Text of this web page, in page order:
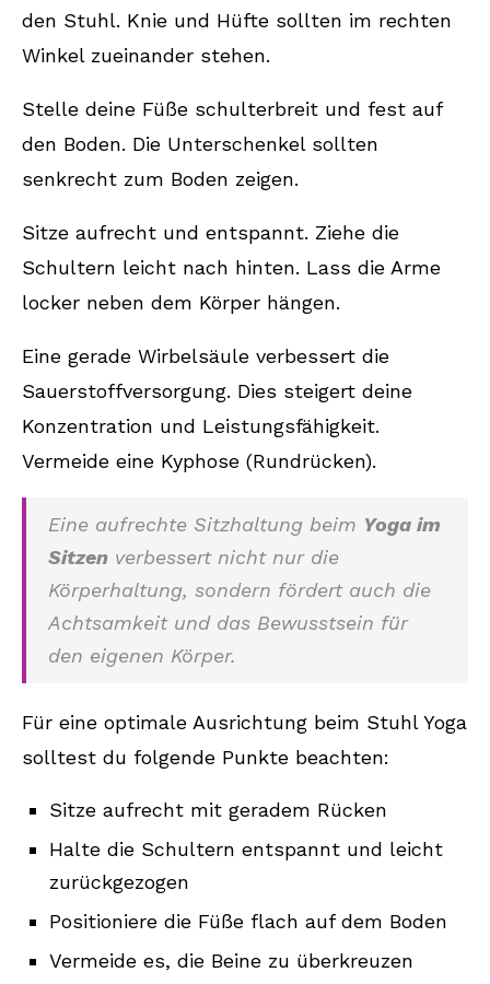
den Stuhl. Knie und Hüfte sollten im rechten
Winkel zueinander stehen.
Stelle deine Füße schulterbreit und fest auf
den Boden. Die Unterschenkel sollten
senkrecht zum Boden zeigen.
Sitze aufrecht und entspannt. Ziehe die
Schultern leicht nach hinten. Lass die Arme
locker neben dem Körper hängen.
Eine gerade Wirbelsäule verbessert die
Sauerstoffversorgung. Dies steigert deine
Konzentration und Leistungsfähigkeit.
Vermeide eine Kyphose (Rundrücken).
Eine aufrechte Sitzhaltung beim Yoga im
Sitzen verbessert nicht nur die
Körperhaltung, sondern fördert auch die
Achtsamkeit und das Bewusstsein für
den eigenen Körper.
Für eine optimale Ausrichtung beim Stuhl Yoga
solltest du folgende Punkte beachten:
Sitze aufrecht mit geradem Rücken
Halte die Schultern entspannt und leicht
zurückgezogen
Positioniere die Füße flach auf dem Boden
Vermeide es, die Beine zu überkreuzen